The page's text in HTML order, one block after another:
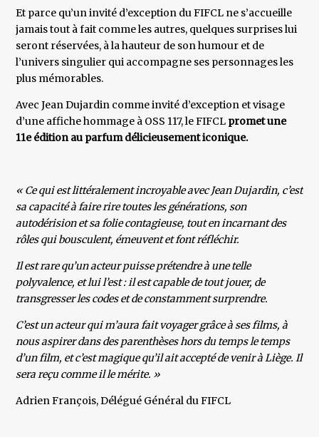
Et parce qu’un invité d’exception du FIFCL ne s’accueille
jamais tout à fait comme les autres, quelques surprises lui
seront réservées, à la hauteur de son humour et de
l’univers singulier qui accompagne ses personnages les
plus mémorables.
Avec Jean Dujardin comme invité d’exception et visage
d’une affiche hommage à OSS 117, le FIFCL promet une
11e édition au parfum délicieusement iconique.
« Ce qui est littéralement incroyable avec Jean Dujardin, c’est
sa capacité à faire rire toutes les générations, son
autodérision et sa folie contagieuse, tout en incarnant des
rôles qui bousculent, émeuvent et font réfléchir.
Il est rare qu’un acteur puisse prétendre à une telle
polyvalence, et lui l’est : il est capable de tout jouer, de
transgresser les codes et de constamment surprendre.
C’est un acteur qui m’aura fait voyager grâce à ses films, à
nous aspirer dans des parenthèses hors du temps le temps
d’un film, et c’est magique qu’il ait accepté de venir à Liège. Il
sera reçu comme il le mérite. »
Adrien François, Délégué Général du FIFCL